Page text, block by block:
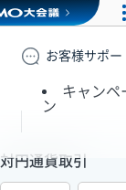
お客様サポー
キャンペ
ン
対円通貨取引